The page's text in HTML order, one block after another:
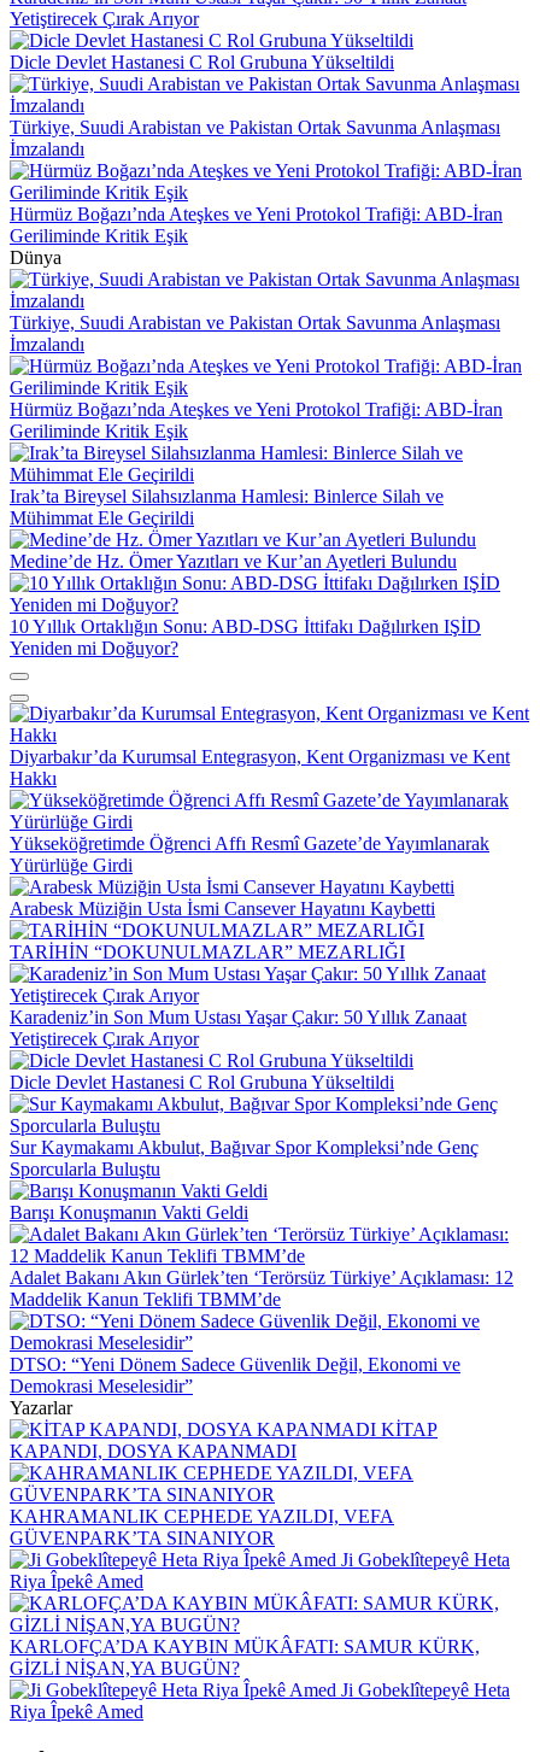
Yetiştirecek Çırak Arıyor
Dicle Devlet Hastanesi C Rol Grubuna Yükseltildi
Türkiye, Suudi Arabistan ve Pakistan Ortak Savunma Anlaşması
İmzalandı
Hürmüz Boğazı’nda Ateşkes ve Yeni Protokol Trafiği: ABD-İran
Geriliminde Kritik Eşik
Dünya
Türkiye, Suudi Arabistan ve Pakistan Ortak Savunma Anlaşması
İmzalandı
Hürmüz Boğazı’nda Ateşkes ve Yeni Protokol Trafiği: ABD-İran
Geriliminde Kritik Eşik
Irak’ta Bireysel Silahsızlanma Hamlesi: Binlerce Silah ve
Mühimmat Ele Geçirildi
Medine’de Hz. Ömer Yazıtları ve Kur’an Ayetleri Bulundu
10 Yıllık Ortaklığın Sonu: ABD-DSG İttifakı Dağılırken IŞİD
Yeniden mi Doğuyor?
Diyarbakır’da Kurumsal Entegrasyon, Kent Organizması ve Kent
Hakkı
Yükseköğretimde Öğrenci Affı Resmî Gazete’de Yayımlanarak
Yürürlüğe Girdi
Arabesk Müziğin Usta İsmi Cansever Hayatını Kaybetti
TARİHİN “DOKUNULMAZLAR” MEZARLIĞI
Karadeniz’in Son Mum Ustası Yaşar Çakır: 50 Yıllık Zanaat
Yetiştirecek Çırak Arıyor
Dicle Devlet Hastanesi C Rol Grubuna Yükseltildi
Sur Kaymakamı Akbulut, Bağıvar Spor Kompleksi’nde Genç
Sporcularla Buluştu
Barışı Konuşmanın Vakti Geldi
Adalet Bakanı Akın Gürlek’ten ‘Terörsüz Türkiye’ Açıklaması: 12
Maddelik Kanun Teklifi TBMM’de
DTSO: “Yeni Dönem Sadece Güvenlik Değil, Ekonomi ve
Demokrasi Meselesidir”
Yazarlar
KİTAP
KAPANDI, DOSYA KAPANMADI
KAHRAMANLIK CEPHEDE YAZILDI, VEFA
GÜVENPARK’TA SINANIYOR
Ji Gobeklîtepeyê Heta
Riya Îpekê Amed
KARLOFÇA’DA KAYBIN MÜKÂFATI: SAMUR KÜRK,
GİZLİ NİŞAN,YA BUGÜN?
Ji Gobeklîtepeyê Heta
Riya Îpekê Amed